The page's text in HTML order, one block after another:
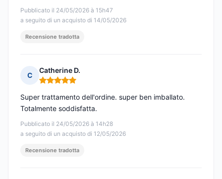
Pubblicato il 24/05/2026 à 15h47
a seguito di un acquisto di 14/05/2026
Recensione tradotta
C
Catherine D.
Nota: 5 su 5
Pubblicato il 24/05/2026 à 14h28
a seguito di un acquisto di 12/05/2026
Super trattamento dell'ordine. super ben imballato.
Totalmente soddisfatta.
Recensione tradotta